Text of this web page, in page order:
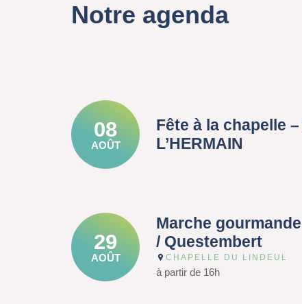
Notre agenda
08
AOÛT
Fête à la chapelle
L’HERMAIN
29
AOÛT
Marche
/ Questembert
CHAPELLE DU LINDEUL
à partir de 16h